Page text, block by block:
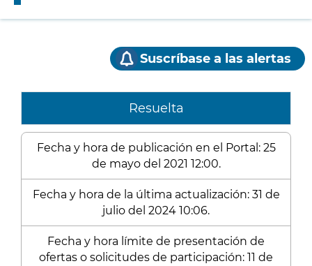
Suscríbase a las alertas
Resuelta
Fecha y hora de publicación en el Portal: 25
de mayo del 2021 12:00.
Fecha y hora de la última actualización: 31 de
julio del 2024 10:06.
Fecha y hora límite de presentación de
ofertas o solicitudes de participación: 11 de